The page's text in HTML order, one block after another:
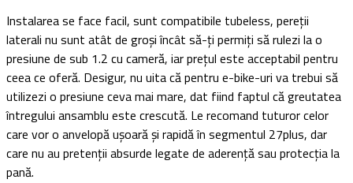
Instalarea se face facil, sunt compatibile tubeless, pereții
laterali nu sunt atât de groși încât să-ți permiți să rulezi la o
presiune de sub 1.2 cu cameră, iar prețul este acceptabil pentru
ceea ce oferă. Desigur, nu uita că pentru e-bike-uri va trebui să
utilizezi o presiune ceva mai mare, dat fiind faptul că greutatea
întregului ansamblu este crescută. Le recomand tuturor celor
care vor o anvelopă ușoară și rapidă în segmentul 27plus, dar
care nu au pretenții absurde legate de aderență sau protecția la
pană.